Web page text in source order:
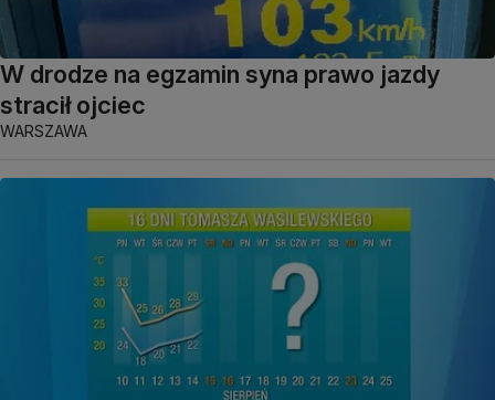
W drodze na egzamin syna prawo jazdy
stracił ojciec
WARSZAWA